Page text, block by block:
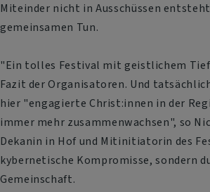
Miteinder nicht in Ausschüssen
gemeinsamen Tun.
"Ein tolles Festival mit geistlichem
Fazit der Organisatoren. Und
hier "engagierte Christ:innen in der
immer mehr zusammenwachsen", so
Dekanin in Hof und Mitinitiatorin des
kybernetische Kompromisse, sondern
Gemeinschaft.